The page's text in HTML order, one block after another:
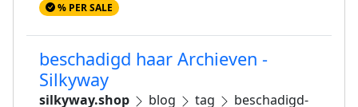
% PER SALE
beschadigd haar Archieven -
Silkyway
silkyway.shop blog tag
beschadigd-